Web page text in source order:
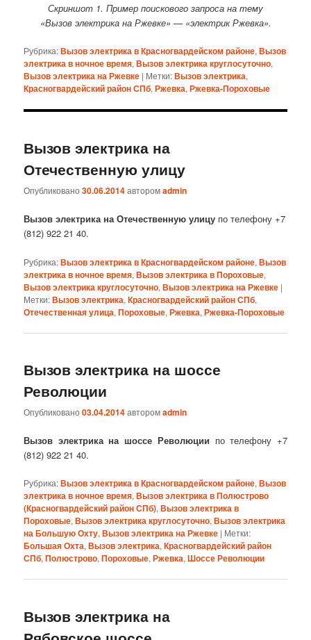
Скриншот 1. Пример поискового запроса на тему
«Вызов электрика на Ржевке» — «электрик Ржевка».
Рубрика:Вызов электрика в Красногвардейском районе,Вызов
электрика в ночное время,Вызов электрика круглосуточно,
Вызов электрика на Ржевке | Метки:Вызов электрика,
Красногвардейский район СПб,Ржевка,Ржевка-Пороховые
Вызов электрика на
Отечественную улицу
Опубликовано30.06.2014авторомadmin
Вызов электрика на Отечественную улицу по телефону +7
(812) 922 21 40.
Рубрика:Вызов электрика в Красногвардейском районе,Вызов
электрика в ночное время,Вызов электрика в Пороховые,
Вызов электрика круглосуточно,Вызов электрика на Ржевке |
Метки:Вызов электрика,Красногвардейский район СПб,
Отечественная улица,Пороховые,Ржевка,Ржевка-Пороховые
Вызов электрика на шоссе
Революции
Опубликовано03.04.2014авторомadmin
Вызов электрика на шоссе Революции по телефону +7
(812) 922 21 40.
Рубрика:Вызов электрика в Красногвардейском районе,Вызов
электрика в ночное время,Вызов электрика в Полюстрово
(Красногвардейский район СПб),Вызов электрика в
Пороховые,Вызов электрика круглосуточно,Вызов электрика
на Большую Охту,Вызов электрика на Ржевке | Метки:
Большая Охта,Вызов электрика,Красногвардейский район
СПб,Полюстрово,Пороховые,Ржевка,Шоссе Революции
Вызов электрика на